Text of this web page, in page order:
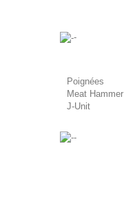
-
Poignées
Meat Hammer
J-Unit
-